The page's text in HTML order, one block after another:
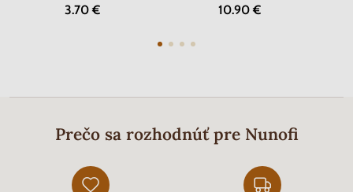
3.70 € 10.90 €
Prečo sa rozhodnúť pre Nunofi